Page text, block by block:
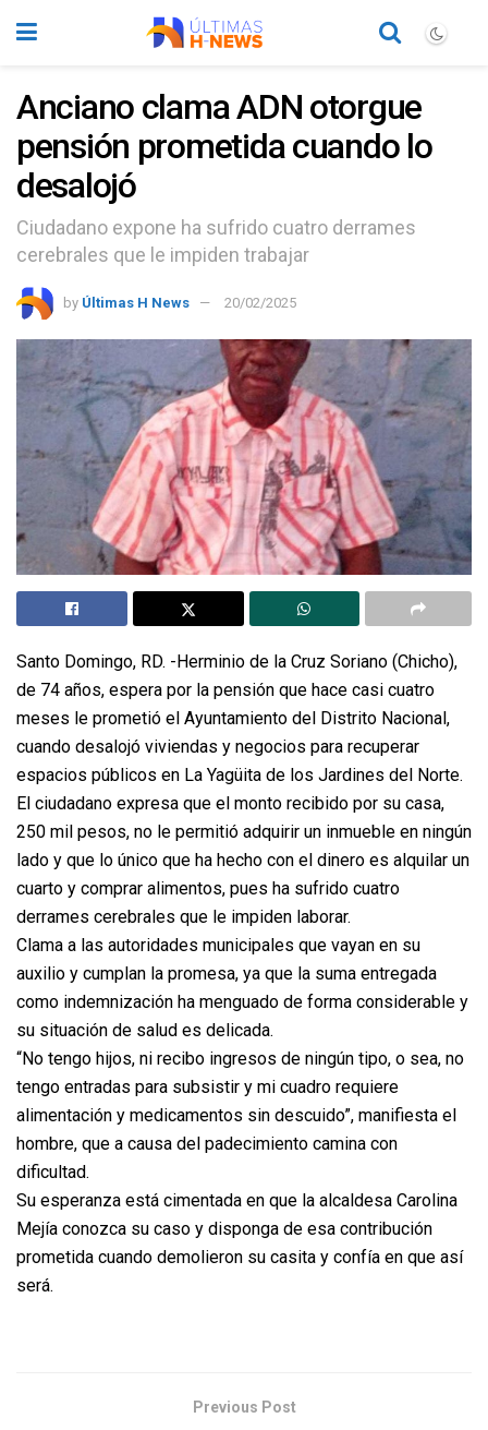
Anciano clama ADN otorgue
pensión prometida cuando lo
desalojó
Ciudadano expone ha sufrido cuatro derrames
cerebrales que le impiden trabajar
by Últimas H News 20/02/2025
Santo Domingo, RD. -Herminio de la Cruz Soriano (Chicho),
de 74 años, espera por la pensión que hace casi cuatro
meses le prometió el Ayuntamiento del Distrito Nacional,
cuando desalojó viviendas y negocios para recuperar
espacios públicos en La Yagüita de los Jardines del Norte.
El ciudadano expresa que el monto recibido por su casa,
250 mil pesos, no le permitió adquirir un inmueble en ningún
lado y que lo único que ha hecho con el dinero es alquilar un
cuarto y comprar alimentos, pues ha sufrido cuatro
derrames cerebrales que le impiden laborar.
Clama a las autoridades municipales que vayan en su
auxilio y cumplan la promesa, ya que la suma entregada
como indemnización ha menguado de forma considerable y
su situación de salud es delicada.
“No tengo hijos, ni recibo ingresos de ningún tipo, o sea, no
tengo entradas para subsistir y mi cuadro requiere
alimentación y medicamentos sin descuido”, manifiesta el
hombre, que a causa del padecimiento camina con
dificultad.
Su esperanza está cimentada en que la alcaldesa Carolina
Mejía conozca su caso y disponga de esa contribución
prometida cuando demolieron su casita y confía en que así
será.
Previous Post